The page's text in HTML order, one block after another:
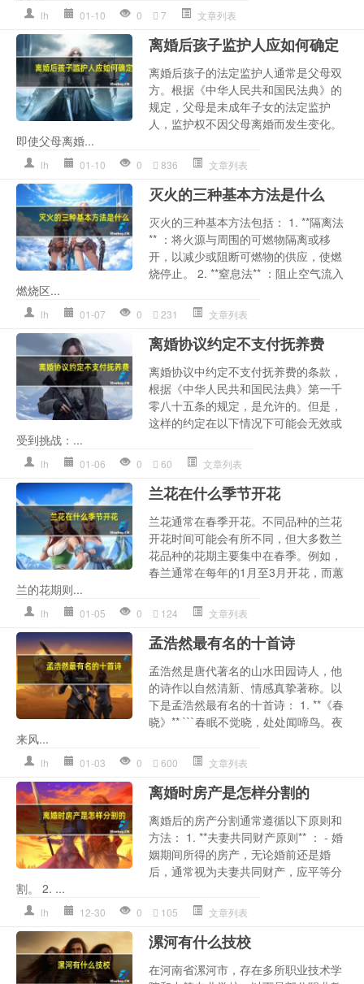
lh 01-10 0 7 文章列表
离婚后孩子监护人应如何确定
离婚后孩子的法定监护人通常是父母双
方。根据《中华人民共和国民法典》的
规定，父母是未成年子女的法定监护
人，监护权不因父母离婚而发生变化。
即使父母离婚...
lh 01-10 0 836 文章列表
灭火的三种基本方法是什么
灭火的三种基本方法包括： 1. **隔离法
** ：将火源与周围的可燃物隔离或移
开，以减少或阻断可燃物的供应，使燃
烧停止。 2. **窒息法** ：阻止空气流入
燃烧区...
lh 01-07 0 231 文章列表
离婚协议约定不支付抚养费
离婚协议中约定不支付抚养费的条款，
根据《中华人民共和国民法典》第一千
零八十五条的规定，是允许的。但是，
这样的约定在以下情况下可能会无效或
受到挑战：...
lh 01-06 0 60 文章列表
兰花在什么季节开花
兰花通常在春季开花。不同品种的兰花
开花时间可能会有所不同，但大多数兰
花品种的花期主要集中在春季。例如，
春兰通常在每年的1月至3月开花，而蕙
兰的花期则...
lh 01-05 0 124 文章列表
孟浩然最有名的十首诗
孟浩然是唐代著名的山水田园诗人，他
的诗作以自然清新、情感真挚著称。以
下是孟浩然最有名的十首诗： 1. **《春
晓》** ```春眠不觉晓，处处闻啼鸟。夜
来风...
lh 01-03 0 600 文章列表
离婚时房产是怎样分割的
离婚后的房产分割通常遵循以下原则和
方法： 1. **夫妻共同财产原则** ： - 婚
姻期间所得的房产，无论婚前还是婚
后，通常视为夫妻共同财产，应平等分
割。 2. ...
lh 12-30 0 105 文章列表
漯河有什么技校
在河南省漯河市，存在多所职业技术学